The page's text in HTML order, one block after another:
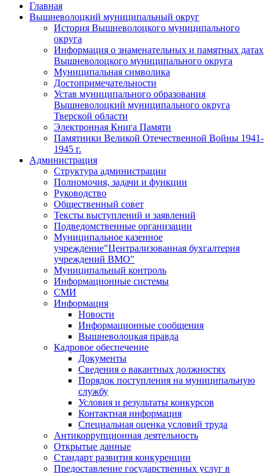
Главная
Вышневолоцкий муниципальный округ
История Вышневолоцкого муниципального
округа
Информация о знаменательных и памятных датах
Вышневолоцкого муниципального округа
Муниципальная символика
Достопримечательности
Устав муниципального образования
Вышневолоцкий муниципального округа
Тверской области
Электронная Книга Памяти
Памятники Великой Отечественной Войны 1941-
1945 г.
Администрация
Структура администрации
Полномочия, задачи и функции
Руководство
Общественный совет
Тексты выступлений и заявлений
Подведомственные организации
Муниципальное казенное
учреждение"Централизованная бухгалтерия
учреждений ВМО"
Муниципальный контроль
Информационные системы
СМИ
Информация
Новости
Информационные сообщения
Вышневолоцкая правда
Кадровое обеспечение
Документы
Сведения о вакантных должностях
Порядок поступления на муниципальную
службу
Условия и результаты конкурсов
Контактная информация
Специальная оценка условий труда
Антикоррупционная деятельность
Открытые данные
Стандарт развития конкуренции
Предоставление государственных услуг в